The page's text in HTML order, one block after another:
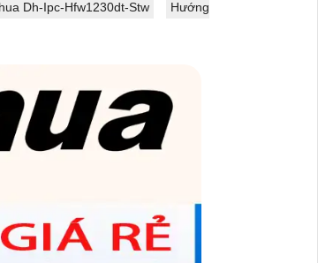
Dh-Ipc-Hfw1230dt-Stw
Hướng